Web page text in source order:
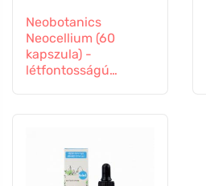
Neobotanics
Neocellium (60
kapszula) -
létfontosságú